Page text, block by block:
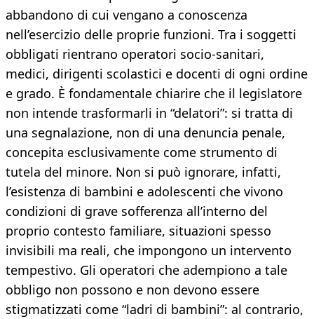
abbandono di cui vengano a conoscenza
nell’esercizio delle proprie funzioni. Tra i soggetti
obbligati rientrano operatori socio-sanitari,
medici, dirigenti scolastici e docenti di ogni ordine
e grado. È fondamentale chiarire che il legislatore
non intende trasformarli in “delatori”: si tratta di
una segnalazione, non di una denuncia penale,
concepita esclusivamente come strumento di
tutela del minore. Non si può ignorare, infatti,
l’esistenza di bambini e adolescenti che vivono
condizioni di grave sofferenza all’interno del
proprio contesto familiare, situazioni spesso
invisibili ma reali, che impongono un intervento
tempestivo. Gli operatori che adempiono a tale
obbligo non possono e non devono essere
stigmatizzati come “ladri di bambini”: al contrario,